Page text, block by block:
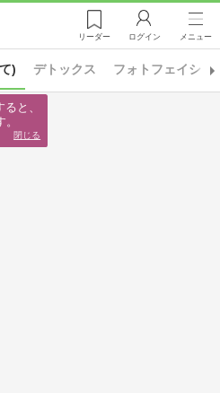
リーダー ログイン メニュー
) デトックス フォトフェイシャ
と、
閉じる